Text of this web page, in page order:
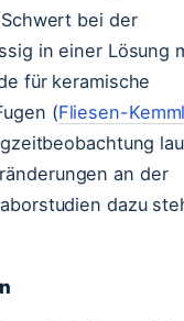
bei der
in einer Lösung
für keramische
(Fliesen-
an der
dazu